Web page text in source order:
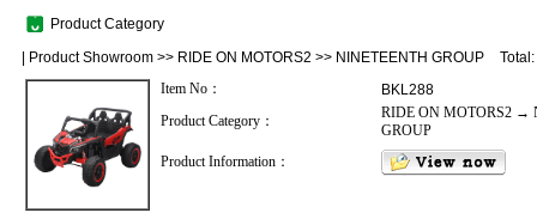
Product Category
Product Showroom >> RIDE ON MOTORS2 >> NINETEENTH GROUP
Item No：
BKL288
Product Category：
RIDE ON MOTORS2 →
GROUP
Product Information：